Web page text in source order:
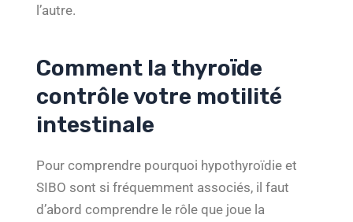
l’autre.
Comment la thyroïde
contrôle votre motilité
intestinale
Pour comprendre pourquoi hypothyroïdie et
SIBO sont si fréquemment associés, il faut
d’abord comprendre le rôle que joue la